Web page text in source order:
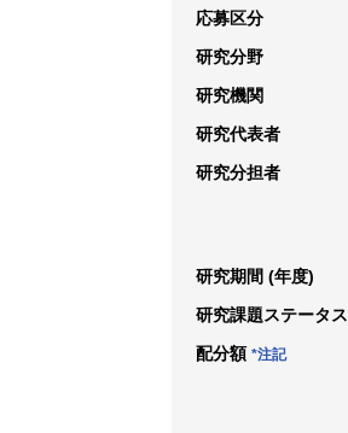
応募区分
研究分野
研究機関
研究代表者
研究分担者
研究期間 (年度)
研究課題ステータス
配分額 *注記